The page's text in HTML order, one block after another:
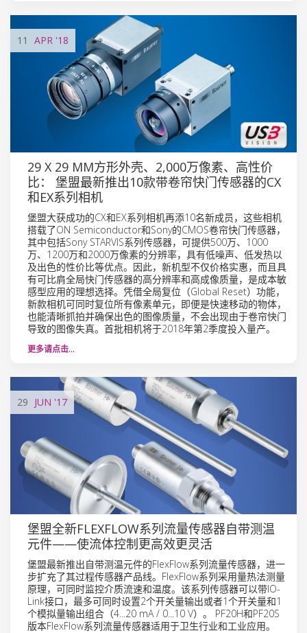
11 APR '18
29 X 29 MM方形外壳、2,000万像素、高性价
比： 堡盟最新推出10款带卷帘快门传感器的CX
和EX系列相机
堡盟大获成功的CX和EX系列相机再添10名新成员，这些相机
搭载了ON Semiconductor和Sony的CMOS卷帘快门传感器，
其中包括Sony STARVIS系列传感器，可提供500万、1000
万、1200万和2000万像素的分辨率，具有低噪声、低发热以
及出色的性价比等优点。因此，新机型不仅价格实惠，而且具
有可比肩全局快门传感器的高分辨率和高成像质量，是成本敏
感型应用的理想选择。凭借全局复位（Global Reset）功能，
新款相机可同时复位所有像素单元，即便是快速移动的物体，
也能清晰抓拍并确保出色的图像质量，不会出现由于卷帘快门
导致的图像失真。首批相机将于2018年第2季度投入量产。
更多请点击…
29 JUN '17
堡盟全新FLEXFLOW系列流量传感器自带测温
元件——使流体控制更高效更灵活
堡盟最新推出自带测温元件的FlexFlow系列流量传感器，进一
步扩充了其过程传感器产品线。FlexFlow系列采用量热法测量
原理，可同时监控介质流速和温度。该系列传感器可以带IO-
Link接口，最多可同时设置2个开关量输出或者1个开关量和1
个模拟量输出组合（4...20 mA / 0...10 V）。 PF20H和PF20S
版本FlexFlow系列流量传感器适用于卫生行业和工业应用。